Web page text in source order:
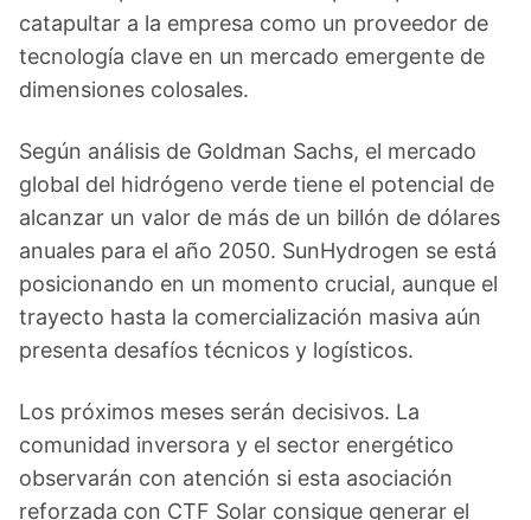
catapultar a la empresa como un proveedor de
tecnología clave en un mercado emergente de
dimensiones colosales.
Según análisis de Goldman Sachs, el mercado
global del hidrógeno verde tiene el potencial de
alcanzar un valor de más de un billón de dólares
anuales para el año 2050. SunHydrogen se está
posicionando en un momento crucial, aunque el
trayecto hasta la comercialización masiva aún
presenta desafíos técnicos y logísticos.
Los próximos meses serán decisivos. La
comunidad inversora y el sector energético
observarán con atención si esta asociación
reforzada con CTF Solar consigue generar el